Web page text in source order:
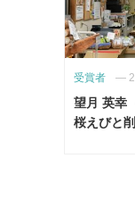
受賞者 —
望月 英幸
桜えびと